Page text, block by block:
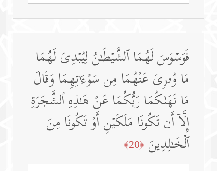
فَوَسۡوَسَ لَهُمَا ٱلشَّیۡطَـٰنُ لِیُبۡدِیَ لَهُمَا
مَا وُۥرِیَ عَنۡهُمَا مِن سَوۡءَ ٰ⁠ تِهِمَا وَقَالَ
مَا نَهَىٰكُمَا رَبُّكُمَا عَنۡ هَـٰذِهِ ٱلشَّجَرَةِ
إِلَّاۤ أَن تَكُونَا مَلَكَیۡنِ أَوۡ تَكُونَا مِنَ
ٱلۡخَـٰلِدِینَ ﴿20﴾